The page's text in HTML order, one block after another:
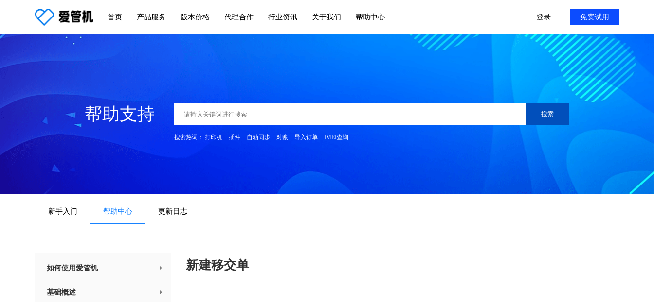
首页 产品服务 版本价格 代理合作 行业资讯 关于我们 帮助中心 登录 免费试用
帮助支持 搜索
搜索热词： 打印机 插件 自动同步 对账 导入订单 IMEI查询
新手入门 帮助中心 更新日志
如何使用爱管机
基础概述
新建移交单